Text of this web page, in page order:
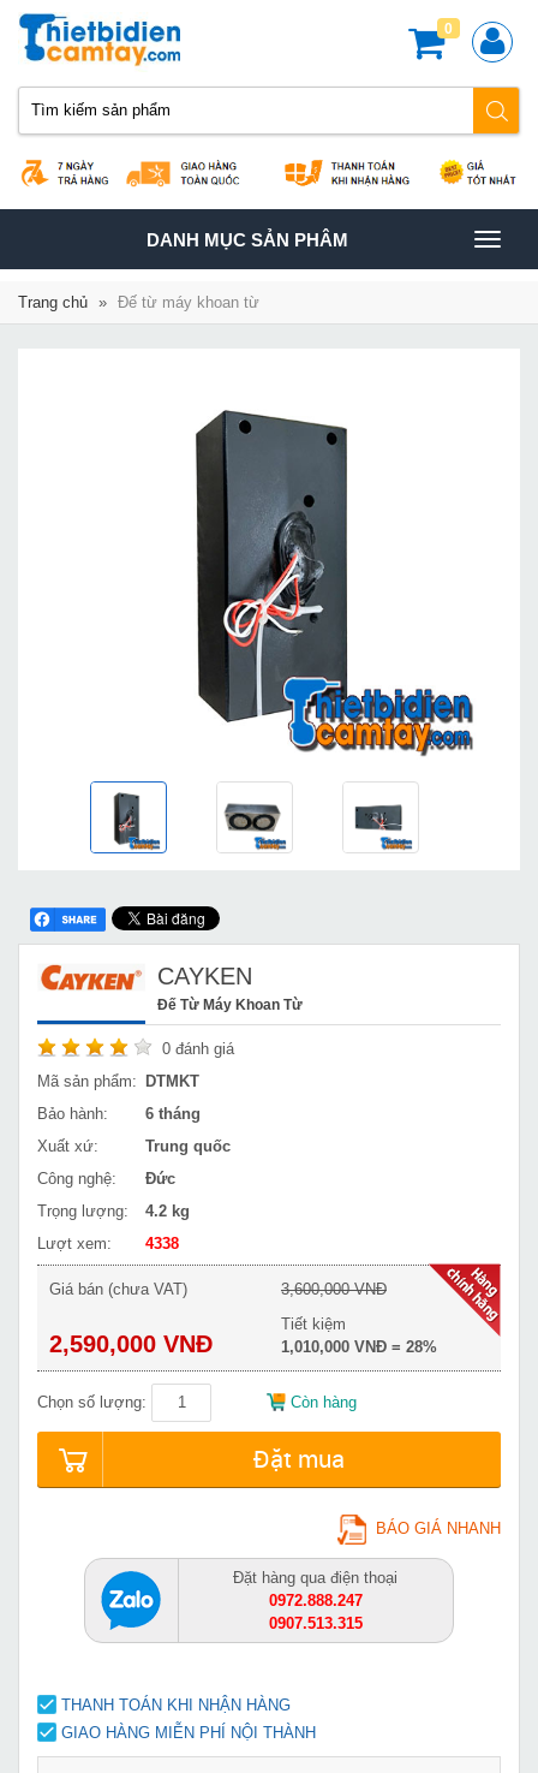
0
TOGGLE
NAVIGATION
DANH MỤC SẢN PHÂM
Trang chủ » Đế từ máy khoan từ
CAYKEN
Đế Từ Máy Khoan Từ
0 đánh giá
Mã sản phẩm:
DTMKT
Bảo hành:
6 tháng
Xuất xứ:
Trung quốc
Công nghệ:
Đức
Trọng lượng:
4.2 kg
Lượt xem:
4338
Giá bán (chưa VAT)
2,590,000 VNĐ
3,600,000 VNĐ
Tiết kiệm
1,010,000 VNĐ = 28%
Chọn số lượng: Còn hàng
Đặt mua
BÁO GIÁ NHANH
Đặt hàng qua điện thoại
0972.888.247
0907.513.315
THANH TOÁN KHI NHẬN HÀNG
GIAO HÀNG MIỄN PHÍ NỘI THÀNH